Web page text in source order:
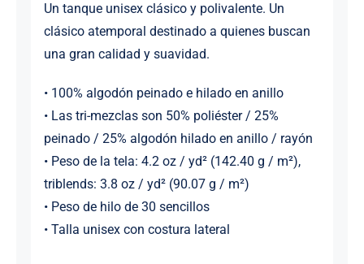
Un tanque unisex clásico y polivalente. Un
clásico atemporal destinado a quienes buscan
una gran calidad y suavidad.
• 100% algodón peinado e hilado en anillo
• Las tri-mezclas son 50% poliéster / 25%
peinado / 25% algodón hilado en anillo / rayón
• Peso de la tela: 4.2 oz / yd² (142.40 g / m²),
triblends: 3.8 oz / yd² (90.07 g / m²)
• Peso de hilo de 30 sencillos
• Talla unisex con costura lateral